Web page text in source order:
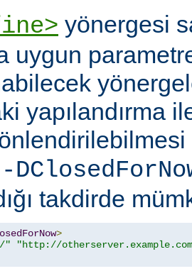
yönergesi
uygun
yapılandırma
takdirde
>
"
"http://